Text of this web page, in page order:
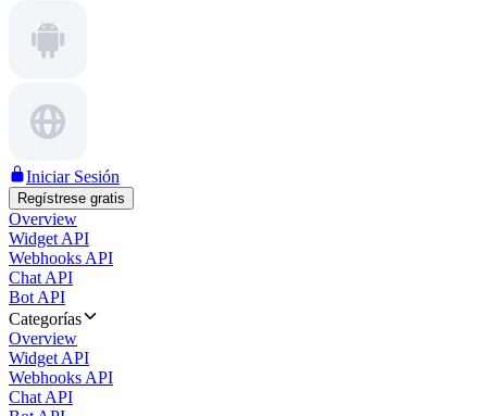
Iniciar Sesión
Regístrese gratis
Overview
Widget API
Webhooks API
Chat API
Bot API
Categorías
Overview
Widget API
Webhooks API
Chat API